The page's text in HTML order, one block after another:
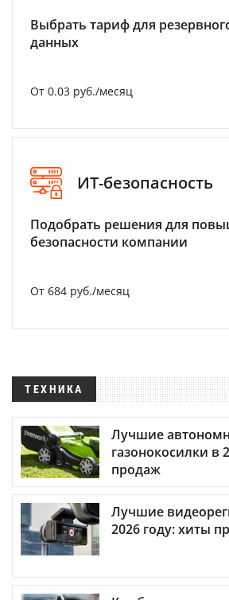
Выбрать тариф для
данных
От 0.03 руб./месяц
ИТ-безопасность
Подобрать решения для
безопасности компании
От 684 руб./месяц
ТЕХНИКА
Лучшие
газонокосилки в
продаж
Лучшие
2026 году: хиты